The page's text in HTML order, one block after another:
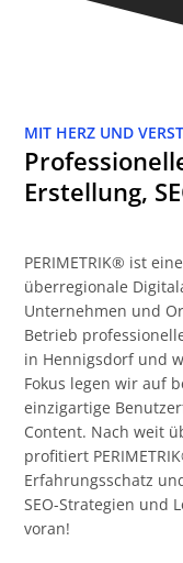
MIT HERZ UND
Erstellung,
PERIMETRIK® ist
überregionale
Unternehmen und
Betrieb
in Hennigsdorf und
Fokus legen wir auf
einzigartige
Content. Nach weit
profitiert
Erfahrungsschatz
SEO-Strategien und
voran!